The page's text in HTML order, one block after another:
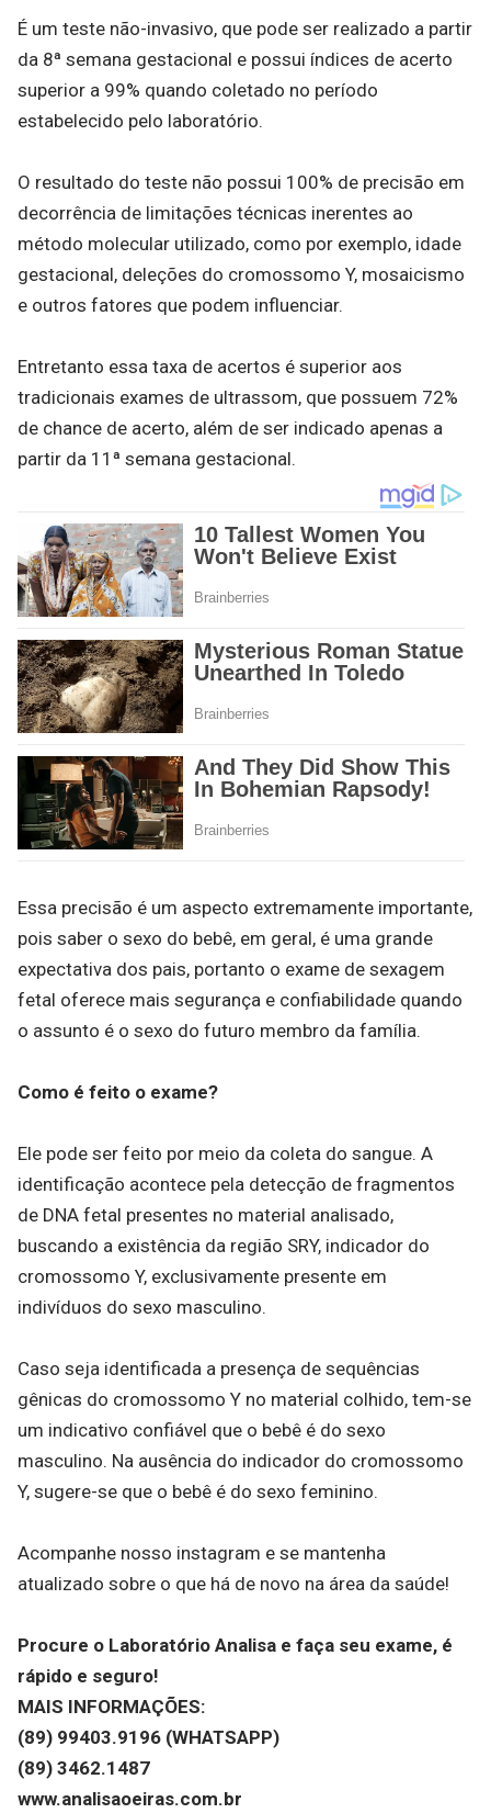
É um teste não-invasivo, que pode ser realizado a partir
da 8ª semana gestacional e possui índices de acerto
superior a 99% quando coletado no período
estabelecido pelo laboratório.
O resultado do teste não possui 100% de precisão em
decorrência de limitações técnicas inerentes ao
método molecular utilizado, como por exemplo, idade
gestacional, deleções do cromossomo Y, mosaicismo
e outros fatores que podem influenciar.
Entretanto essa taxa de acertos é superior aos
tradicionais exames de ultrassom, que possuem 72%
de chance de acerto, além de ser indicado apenas a
partir da 11ª semana gestacional.
Essa precisão é um aspecto extremamente importante,
pois saber o sexo do bebê, em geral, é uma grande
expectativa dos pais, portanto o exame de sexagem
fetal oferece mais segurança e confiabilidade quando
o assunto é o sexo do futuro membro da família.
Como é feito o exame?
Ele pode ser feito por meio da coleta do sangue. A
identificação acontece pela detecção de fragmentos
de DNA fetal presentes no material analisado,
buscando a existência da região SRY, indicador do
cromossomo Y, exclusivamente presente em
indivíduos do sexo masculino.
Caso seja identificada a presença de sequências
gênicas do cromossomo Y no material colhido, tem-se
um indicativo confiável que o bebê é do sexo
masculino. Na ausência do indicador do cromossomo
Y, sugere-se que o bebê é do sexo feminino.
Acompanhe nosso instagram e se mantenha
atualizado sobre o que há de novo na área da saúde!
Procure o Laboratório Analisa e faça seu exame, é
rápido e seguro!
MAIS INFORMAÇÕES:
(89) 99403.9196 (WHATSAPP)
(89) 3462.1487
www.analisaoeiras.com.br